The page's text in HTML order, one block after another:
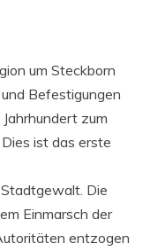
um Steckborn
Befestigungen
zum
ist das erste
Die
Einmarsch der
entzogen